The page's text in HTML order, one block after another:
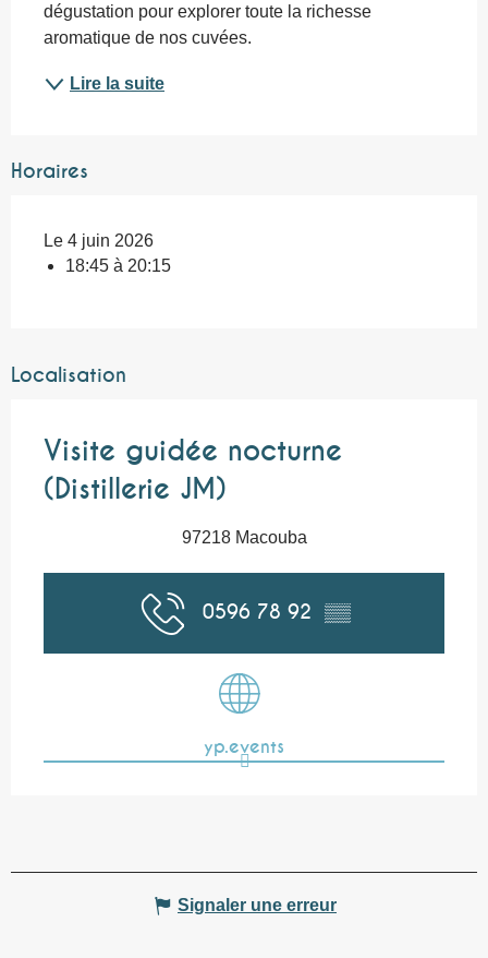
dégustation pour explorer toute la richesse
aromatique de nos cuvées.
Lire la suite
Horaires
Le 4 juin 2026
18:45 à 20:15
Localisation
Visite guidée nocturne
(Distillerie JM)
97218 Macouba
0596 78 92 ▒▒
yp.events
Signaler une erreur